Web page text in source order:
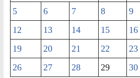
5
6 7 8 9
12
13 14 15 16
19
20 21 22 23
26
27 28 29 30